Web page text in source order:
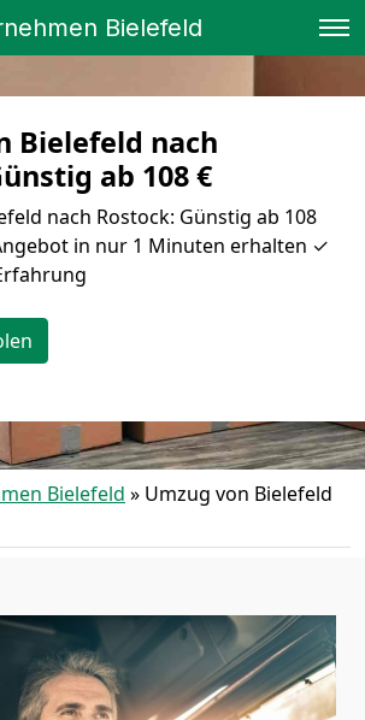
Bielefeld
Bielefeld nach
ab 108 €
nach Rostock: Günstig ab 108
in nur 1 Minuten erhalten ✓
Bielefeld » Umzug von Bielefeld